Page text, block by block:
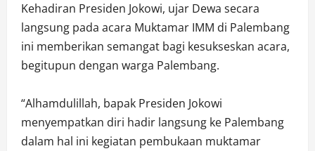
Kehadiran Presiden Jokowi, ujar Dewa secara
langsung pada acara Muktamar IMM di Palembang
ini memberikan semangat bagi kesukseskan acara,
begitupun dengan warga Palembang.
“Alhamdulillah, bapak Presiden Jokowi
menyempatkan diri hadir langsung ke Palembang
dalam hal ini kegiatan pembukaan muktamar